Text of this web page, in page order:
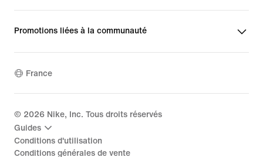
Promotions liées à la communauté
France
© 2026 Nike, Inc. Tous droits réservés
Guides
Conditions d'utilisation
Conditions générales de vente